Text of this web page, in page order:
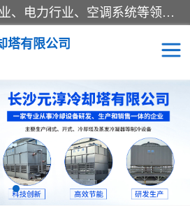
冷却塔广泛应用于工业、电力行业、空调系统等领域。在电力行业中，用于冷却发电机组的循环水；在工业生产中，如化工、冶金等行业，可降低生产过程中产生的热量；在空调系统中，为空调设备提供冷却水源
塔有限公司
圆形冷却塔
水箱
水泵